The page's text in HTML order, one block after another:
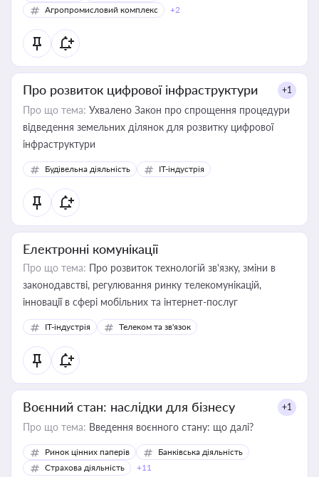
Агропромисловий комплекс
+2
Про розвиток цифрової інфраструктури +1
Про що тема: Ухвалено Закон про спрощення процедури
відведення земельних ділянок для розвитку цифрової
інфраструктури
Будівельна діяльність IT-індустрія
Електронні комунікації
Про що тема: Про розвиток технологій зв'язку, зміни в
законодавстві, регулювання ринку телекомунікацій,
інновації в сфері мобільних та інтернет-послуг
IT-індустрія Телеком та зв'язок
Воєнний стан: наслідки для бізнесу +1
Про що тема: Введення воєнного стану: що далі?
Ринок цінних паперів
Банківська діяльність
Страхова діяльність
+11